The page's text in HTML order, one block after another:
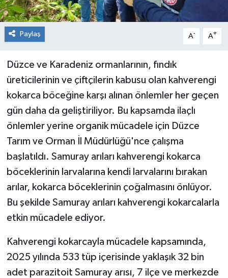
Paylaş A- A+
Düzce ve Karadeniz ormanlarının, fındık
üreticilerinin ve çiftçilerin kabusu olan kahverengi
kokarca böceğine karşı alınan önlemler her geçen
gün daha da geliştiriliyor. Bu kapsamda ilaçlı
önlemler yerine organik mücadele için Düzce
Tarım ve Orman İl Müdürlüğü'nce çalışma
başlatıldı. Samuray arıları kahverengi kokarca
böceklerinin larvalarına kendi larvalarını bırakan
arılar, kokarca böceklerinin çoğalmasını önlüyor.
Bu şekilde Samuray arıları kahverengi kokarcalarla
etkin mücadele ediyor.
Kahverengi kokarcayla mücadele kapsamında,
2025 yılında 533 tüp içerisinde yaklaşık 32 bin
adet parazitoit Samuray arısı, 7 ilçe ve merkezde